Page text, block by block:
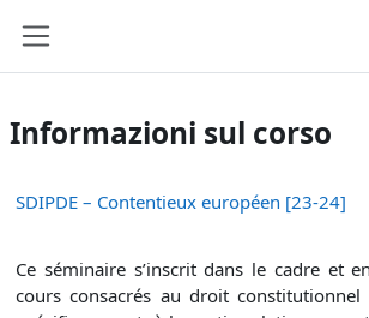
Informazioni sul corso
SDIPDE – Contentieux européen [23-24]
Ce séminaire s’inscrit dans le cadre et
cours consacrés au droit